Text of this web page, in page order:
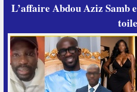
L’affaire Abdou Aziz Samb
toile